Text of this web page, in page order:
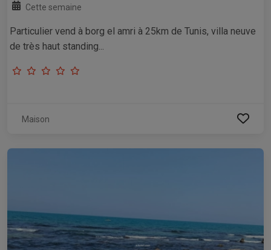
Cette semaine
Particulier vend à borg el amri à 25km de Tunis, villa neuve
de très haut standing...
Maison